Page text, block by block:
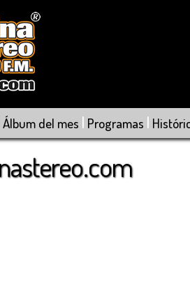
Álbum del mes | Programas |